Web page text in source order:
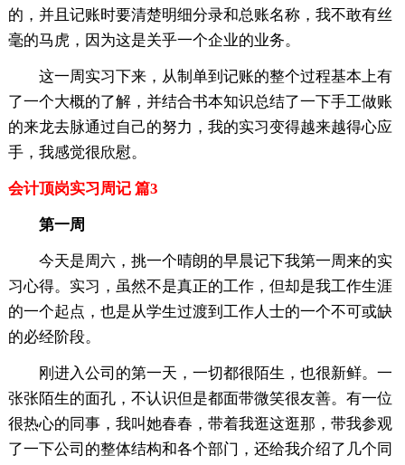
的，并且记账时要清楚明细分录和总账名称，我不敢有丝
毫的马虎，因为这是关乎一个企业的业务。
这一周实习下来，从制单到记账的整个过程基本上有
了一个大概的了解，并结合书本知识总结了一下手工做账
的来龙去脉通过自己的努力，我的实习变得越来越得心应
手，我感觉很欣慰。
会计顶岗实习周记 篇3
第一周
今天是周六，挑一个晴朗的早晨记下我第一周来的实
习心得。实习，虽然不是真正的工作，但却是我工作生涯
的一个起点，也是从学生过渡到工作人士的一个不可或缺
的必经阶段。
刚进入公司的第一天，一切都很陌生，也很新鲜。一
张张陌生的面孔，不认识但是都面带微笑很友善。有一位
很热心的同事，我叫她春春，带着我逛这逛那，带我参观
了一下公司的整体结构和各个部门，还给我介绍了几个同